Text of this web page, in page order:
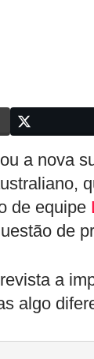
a nova
de equipe
de
a
algo